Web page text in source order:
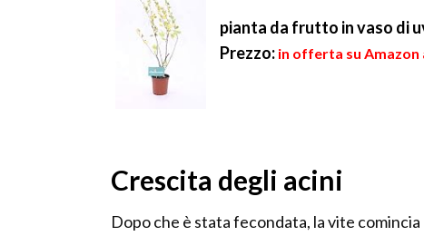
pianta da frutto in vaso di
Prezzo: in offerta su Amazon
Crescita degli acini
Dopo che è stata fecondata, la vite